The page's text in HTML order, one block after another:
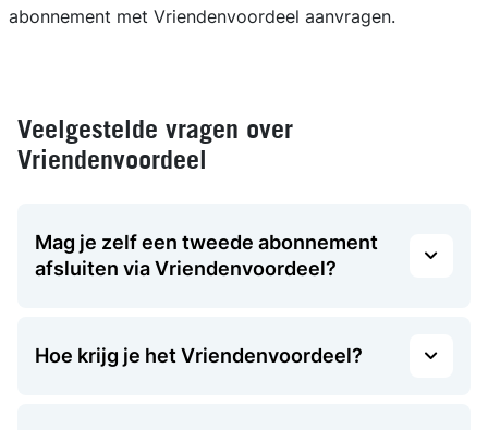
abonnement met Vriendenvoordeel aanvragen.
Veelgestelde vragen over
Vriendenvoordeel
Mag je zelf een tweede abonnement
afsluiten via Vriendenvoordeel?
Hoe krijg je het Vriendenvoordeel?